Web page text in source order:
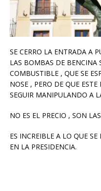
❅ ❅
SE CERRO LA ENTRADA A
LAS BOMBAS DE BENCINA
COMBUSTIBLE , QUE SE
NOSE , PERO DE QUE
SEGUIR MANIPULANDO A
NO ES EL PRECIO , SON
ES INCREIBLE A LO QUE
EN LA PRESIDENCIA.